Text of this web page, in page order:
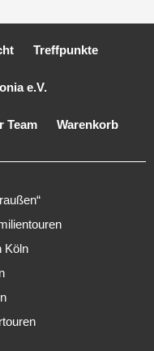
Treffpunkte
e.V.
Team Warenkorb
Köln